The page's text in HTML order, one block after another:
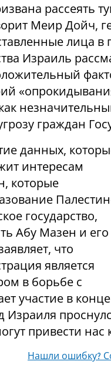
рассеять
Меир Дойч,
лица в
Израиль
граждан
данных,
интересам
которые
государство,
Абу Мазен и
что
является
в борьбе с
участие в
привести
Нашли ошибку?